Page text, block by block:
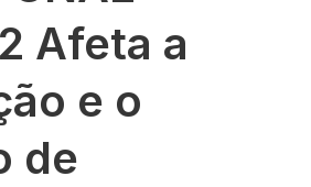
Afeta a
e o
de